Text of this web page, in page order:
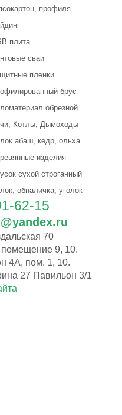
профиля
плита
сваи
пленки
брус
обрезной
Котлы, Дымоходы
абаш, кедр, ольха
изделия
сухой строганный
обналичка, уголок
62-15
70
помещение 9, 10.
4А, пом. 1, 10.
27 Павильон 3/1